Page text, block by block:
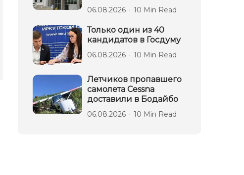
06.08.2026 10 Min Read
Только один из 40
кандидатов в Госдуму
06.08.2026 10 Min Read
Летчиков пропавшего
самолета Cessna
доставили в Бодайбо
06.08.2026 10 Min Read